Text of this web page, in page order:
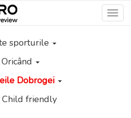
sporturile
Oricând
Dobrogei
friendly